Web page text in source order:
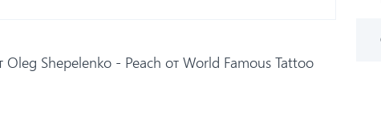
Shepelenko - Peach от World Famous Tattoo